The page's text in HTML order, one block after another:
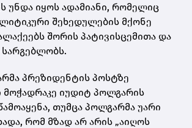
უნდა იყოს ადამიანი, რომელიც
შეხედულების მქონე
შორის პატივისცემითა და
პრეზიდენტის პოსტზე
იუდიტ პოლგარის
თუმცა პოლგარმა უარი
რომ მზად არ არის „აიღოს